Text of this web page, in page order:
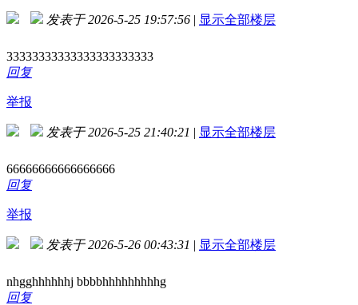
发表于 2026-5-25 19:57:56 | 显示全部楼层
33333333333333333333333
回复
举报
发表于 2026-5-25 21:40:21 | 显示全部楼层
66666666666666666
回复
举报
发表于 2026-5-26 00:43:31 | 显示全部楼层
nhgghhhhhhj bbbbhhhhhhhhhg
回复